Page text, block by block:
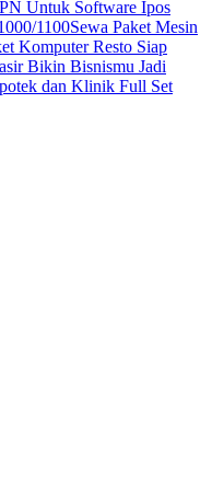
Untuk Software Ipos
1100Sewa Paket Mesin
Komputer Resto Siap
Bikin Bisnismu Jadi
dan Klinik Full Set